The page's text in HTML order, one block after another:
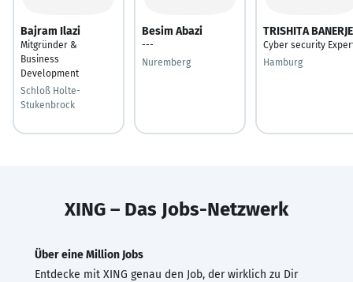
Bajram Ilazi
Mitgründer &
Business
Development
Schloß Holte-
Stukenbrock
Besim Abazi
---
Nuremberg
TRISHITA
Cyber security
Hamburg
XING – Das Jobs-Netzwerk
Über eine Million Jobs
Entdecke mit XING genau den Job, der wirklich zu Dir